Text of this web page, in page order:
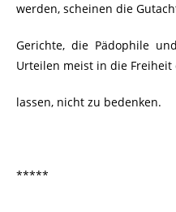
werden, scheinen die
Gerichte, die Pädophile
Urteilen meist in die Freiheit
lassen, nicht zu bedenken.
*****